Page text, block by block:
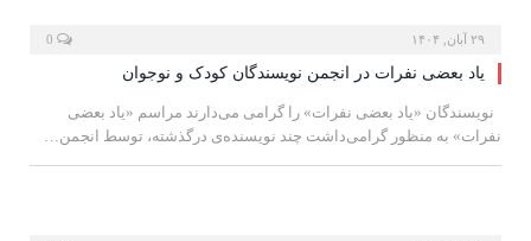
۲۹ آبان, ۱۴۰۴
یاد بعضی نفرات در انجمن نویسندگان کودک و نوجوان
نویسندگان «یاد بعضی نفرات» را گرامی می‌دارند مراسم «یاد بعضی
نفرات» به منظور گرامی‌داشت چند نویسنده‌ی درگذشته، توسط انجمن…